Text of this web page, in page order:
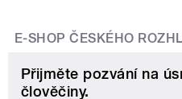
E-SHOP ČESKÉHO
Přijměte pozvání na
člověčiny.